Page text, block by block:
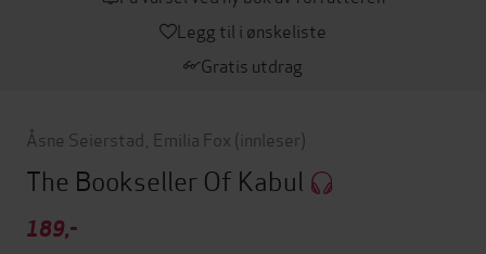
Legg til i ønskeliste
Gratis utdrag
Åsne Seierstad Emilia Fox (innleser)
The Bookseller Of Kabul
189,-